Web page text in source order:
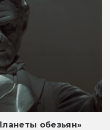
обезьян»